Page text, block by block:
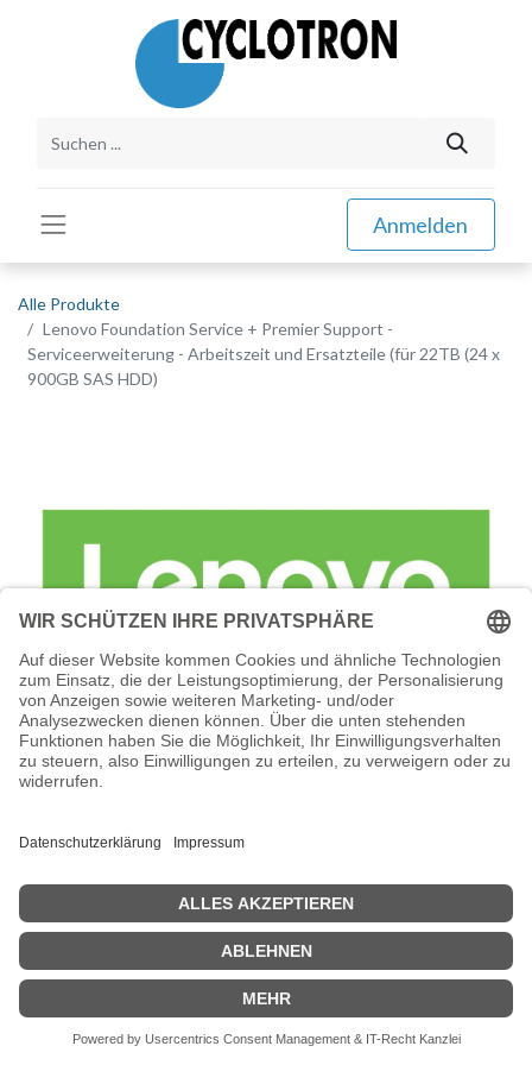
Anmelden
Alle Produkte
Lenovo Foundation Service + Premier Support -
Serviceerweiterung - Arbeitszeit und Ersatzteile (für 22TB (24 x
900GB SAS HDD)
Lenovo Foundation Service + Premier
Support - Serviceerweiterung -
Arbeitszeit und Ersatzteile (für 22TB (24
x 900GB SAS HDD)
Lenovo Foundation Service + Premier Support -